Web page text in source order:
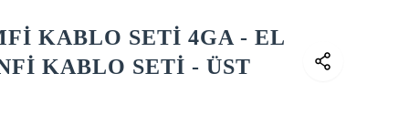
KABLO SETİ 4GA - EL
KABLO SETİ - ÜST